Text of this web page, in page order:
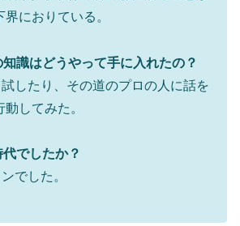
におりている。
識はどうやって手に入れたの？
したり、その道のプロの人に話を
してみた。
でしたか？
でした。